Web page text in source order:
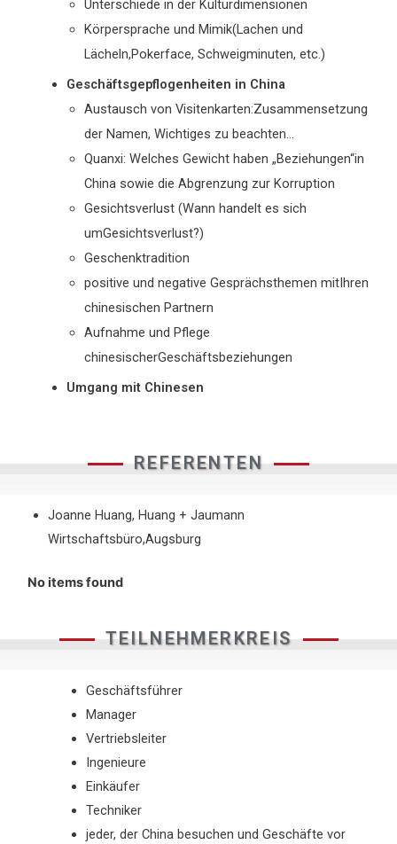
Unterschiede in der Kulturdimensionen
Körpersprache und Mimik(Lachen und
Lächeln,Pokerface, Schweigminuten, etc.)
Geschäftsgepflogenheiten in China
Austausch von Visitenkarten:Zusammensetzung
der Namen, Wichtiges zu beachten…
Quanxi: Welches Gewicht haben „Beziehungen“in
China sowie die Abgrenzung zur Korruption
Gesichtsverlust (Wann handelt es sich
umGesichtsverlust?)
Geschenktradition
positive und negative Gesprächsthemen mitIhren
chinesischen Partnern
Aufnahme und Pflege
chinesischerGeschäftsbeziehungen
Umgang mit Chinesen
REFERENTEN
Joanne Huang, Huang + Jaumann
Wirtschaftsbüro,Augsburg
No items found
TEILNEHMERKREIS
Geschäftsführer
Manager
Vertriebsleiter
Ingenieure
Einkäufer
Techniker
jeder, der China besuchen und Geschäfte vor